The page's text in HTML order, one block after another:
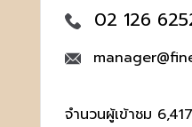
02 126
จำนวนผู้เข้าชม